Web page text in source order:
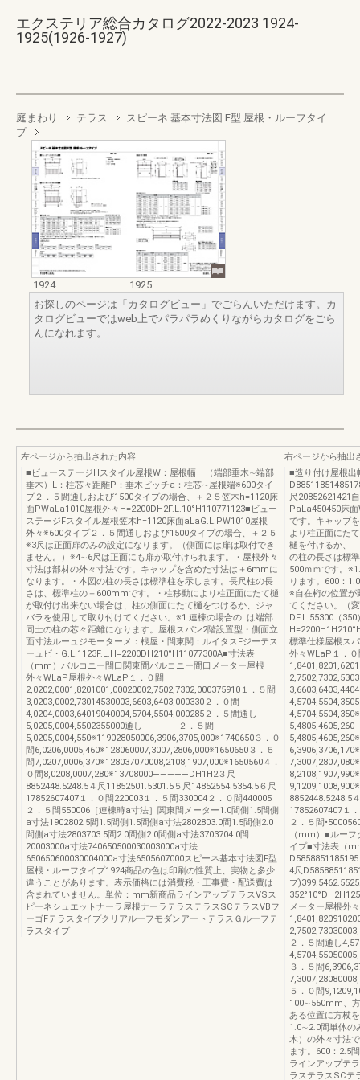
エクステリア総合カタログ2022-2023 1924-
1925(1926-1927)
庭まわり テラス
スピーネ 基本寸法図 F型 屋根・ルーフタイ
プ
1924
1925
お探しのページは「カタログビュー」でごらんいただけます。カ
タログビューではweb上でパラパラめくりながらカタログをごら
んになれます。
左ページから抽出された内容
■ビューステージHスタイル屋根W：屋根幅 （端部垂木∼端部
垂木）L：柱芯々距離P：垂木ピッチa：柱芯∼屋根端※600タイ
プ２．５間通しおよび1500タイプの場合、＋２５笠木h=1120床
面PWaLa1010屋根外々H=2200DH2F.L.10°H110771123■ビュー
ステージFスタイル屋根笠木h=1120床面aLaG.L.PW1010屋根
外々※600タイプ２．５間通しおよび1500タイプの場合、＋２５
※3尺は正面扉のみの設定になります。（側面には扉は取付でき
ません。）※4∼6尺は正面にも扉が取付けられます。・屋根外々
寸法は部材の外々寸法です。キャップを含めた寸法は＋6mmに
なります。・本図の柱の長さは標準柱を示します。長尺柱の長
さは、標準柱の＋600mmです。・柱移動により柱正面にたて樋
が取付け出来ない場合は、柱の側面にたて樋をつけるか、ジャ
バラを使用して取り付けてください。※1.連棟の場合のLは端部
同士の柱の芯々距離になります。屋根スパン2階設置型・側面立
面寸法ルーュジモーターメ：根屋・間東関：ルイタスFジーテス
ーュビ・G.L.1123F.L.H=2200DH210°H11077300A■寸法表
（mm）バルコニー間口関東間バルコニー間口メーター屋根
外々WLaP屋根外々WLaP１．０間
2,0202,0001,8201001,00020002,7502,7302,000375910１．５間
3,0203,0002,73014530003,6603,6403,000330２．０間
4,0204,0003,64019040004,5704,5504,000285２．５間通し
5,0205,0004,5502355000通し―――――２．５間
5,0205,0004,550※119028050006,3906,3705,000※1740650３．０
間6,0206,0005,460※128060007,3007,2806,000※1650650３．５
間7,0207,0006,370※128037070008,2108,1907,000※1650560４．
０間8,0208,0007,280※13708000―――――DH1H2３尺
8852448.5248.5４尺11852501.5301.5５尺14852554.5354.5６尺
17852607407１．０間220003１．５間330004２．０間440005
２．５間550006［連棟時a寸法］関東間メーター1.0間側1.5間側
a寸法1902802.5間1.5間側1.5間側a寸法2802803.0間1.5間側2.0
間側a寸法2803703.5間2.0間側2.0間側a寸法3703704.0間
20003000a寸法740650500030003000a寸法
650650600030004000a寸法6505607000スピーネ基本寸法図F型
屋根・ルーフタイプ1924商品の色は印刷の性質上、実物と多少
違うことがあります。表示価格には消費税・工事費・配送費は
含まれていません。単位：mm新商品ラインアップテラスVSス
ピーネシュエットナーラ屋根ナーラテラステラスSCテラスVBフ
ーゴFテラスタイプクリアルーフモダンアートテラスＧルーフテ
ラスタイプ
右ページから抽出
■造り付け屋根出
尺20852621421
PaLa450450床
です。キャップ
より柱正面にた
樋を付けるか、
の柱の長さは標
500ｍｍです。
ります。600：
※自在桁の位置が
てください。（
DF.L.55300（
標準仕様屋根ス
外々WLaP１．０
8852448.5248.5
17852607407１
２．５間
（mm）■ルー
イプ■寸法表（
4尺
プ
メーター屋根外
２．５間通し
３．５間
５．０間
100∼550mm、
ある位置に方杖
1.0∼2.0間単体の
木）の外々寸法
ます。600：2.5
ラインアップテ
ラステラスSCテ